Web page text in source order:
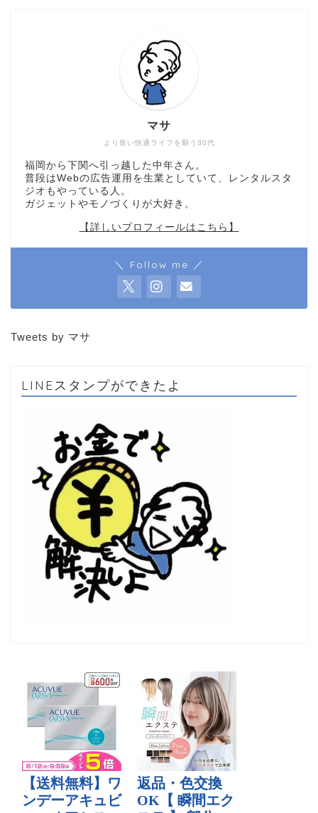
より良い快適ライフを願う30代
マサ
福岡から下関へ引っ越した中年さん。
普段はWebの広告運用を生業としていて、レンタルスタ
ジオもやっている人。
ガジェットやモノづくりが大好き。
【詳しいプロフィールはこちら】
＼ Follow me ／
Tweets by マサ
LINEスタンプができたよ